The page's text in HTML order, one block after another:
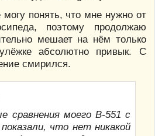
понять, что мне нужно от
поэтому продолжаю
мешает на нём только
абсолютно привык. С
смирился.
сравнения моего В-551 с
что нет никакой